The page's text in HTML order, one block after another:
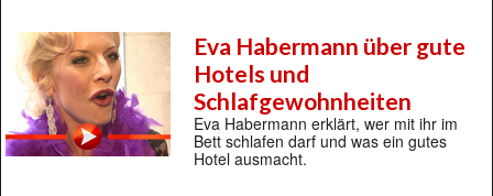
Eva Habermann über gute
Hotels und
Schlafgewohnheiten
Eva Habermann erklärt, wer mit ihr im
Bett schlafen darf und was ein gutes
Hotel ausmacht.